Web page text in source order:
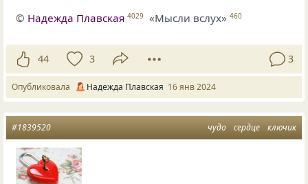
© Надежда Плавская 4029 «Мысли вслух» 460
44 3 3
Опубликовала Надежда Плавская 16 янв 2024
чудо сердце ключик
#1839520